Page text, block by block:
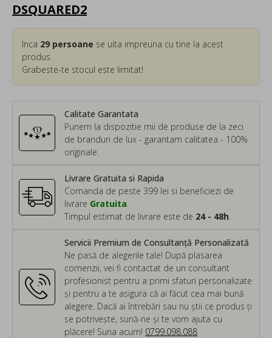
DSQUARED2
Calitate Garantata
Punem la dispozitie mii de produse de la zeci
de branduri de lux - garantam calitatea - 100%
originale.
Inca 29 persoane se uita impreuna cu tine la acest
produs.
Grabeste-te stocul este limitat!
Servicii Premium de Consultanță Personalizată
Ne pasă de alegerile tale! După plasarea
comenzii, vei fi contactat de un consultant
profesionist pentru a primi sfaturi personalizate
și pentru a te asigura că ai făcut cea mai bună
alegere. Dacă ai întrebări sau nu știi ce produs ți
se potrivește, sună-ne și te vom ajuta cu
plăcere! Suna acum! 0799.098.088
Livrare Gratuita si Rapida
Comanda de peste 399 lei si beneficiezi de
livrare Gratuita
Timpul estimat de livrare este de 24 - 48h